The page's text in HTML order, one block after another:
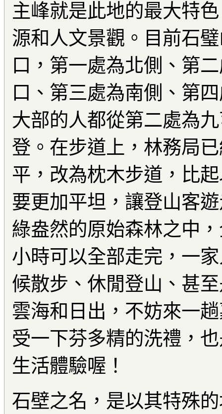
主峰就是此地的最大特
源和人文景觀。目前石
口，第一處為北側、第
口、第三處為南側、第
大部的人都從第二處為
登。在步道上，林務局
平，改為枕木步道，比
要更加平坦，讓登山客
綠盎然的原始森林之中
小時可以全部走完，一
候散步、休閒登山、甚
雲海和日出，不妨來一
受一下芬多精的洗禮，
生活體驗喔！
石壁之名，是以其特殊